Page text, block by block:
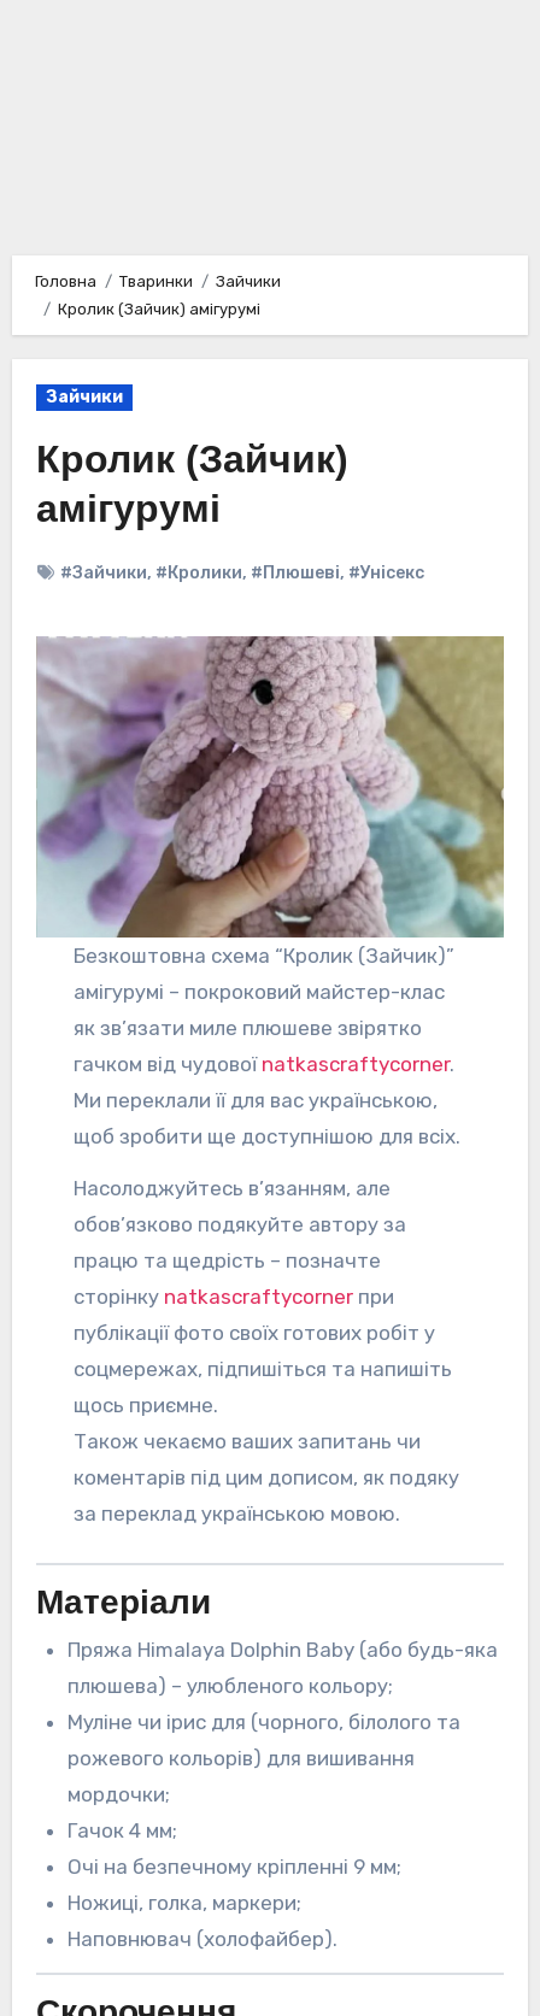
Головна Тваринки
Зайчики
Кролик (Зайчик) амігурумі
Зайчики
Кролик (Зайчик)
амігурумі
#Зайчики, #Кролики, #Плюшеві, #Унісекс
Безкоштовна схема “Кролик (Зайчик)”
амігурумі – покроковий майстер-клас
як зв’язати миле плюшеве звірятко
гачком від чудової natkascraftycorner.
Ми переклали її для вас українською,
щоб зробити ще доступнішою для всіх.
Насолоджуйтесь в’язанням, але
обов’язково подякуйте автору за
працю та щедрість – позначте
сторінку natkascraftycornerпри
публікації фото своїх готових робіт у
соцмережах, підпишіться та напишіть
щось приємне.
Також чекаємо ваших запитань чи
коментарів під цим дописом, як подяку
за переклад українською мовою.
Матеріали
Пряжа Himalaya Dolphin Baby (або будь-яка
плюшева) – улюбленого кольору;
Муліне чи ірис для (чорного, білолого та
рожевого кольорів) для вишивання
мордочки;
Гачок 4 мм;
Очі на безпечному кріпленні 9 мм;
Ножиці, голка, маркери;
Наповнювач (холофайбер).